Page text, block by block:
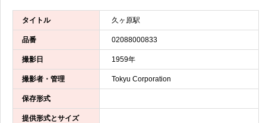
タイトル 久ヶ原駅
品番 02088000833
撮影日 1959年
撮影者・管理 Tokyu Corporation
保存形式
提供形式とサイズ